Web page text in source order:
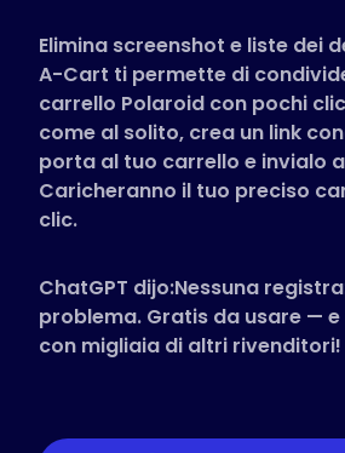
Italiano (Italian)
Elimina screenshot e liste dei
A-Cart ti permette di
carrello Polaroid con pochi
come al solito, crea un link
porta al tuo carrello e invialo
Caricheranno il tuo preciso
clic.
ChatGPT dijo:Nessuna
problema. Gratis da usare —
con migliaia di altri rivenditori!